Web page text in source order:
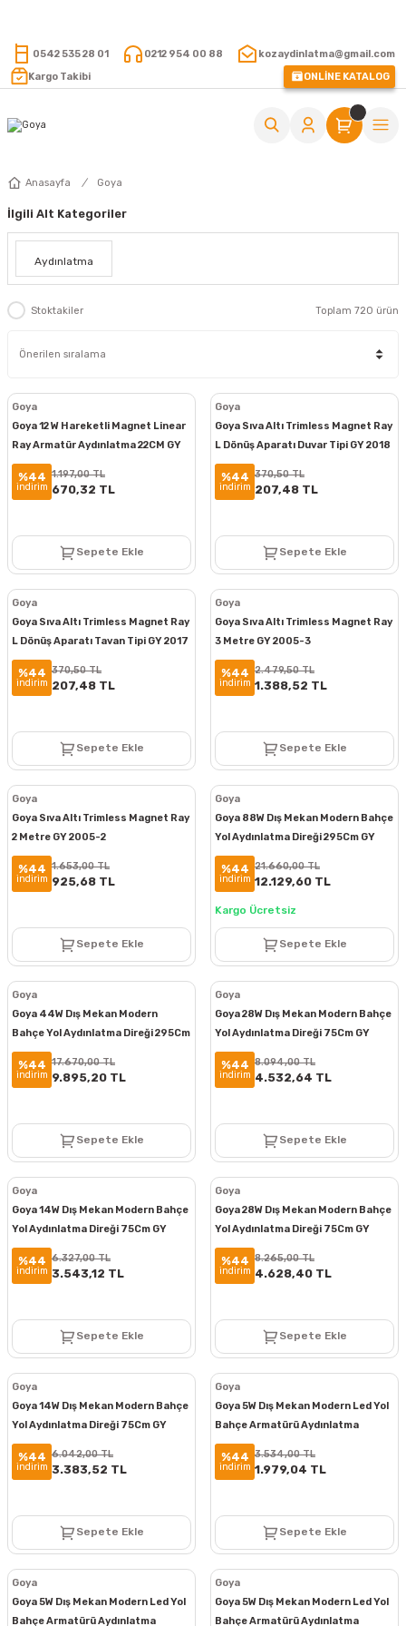
0542 535 28 01 0212 954 00 88
kozaydinlatma@gmail.com
Kargo Takibi
ONLİNE KATALOG
Anasayfa Goya
İlgili Alt Kategoriler
Aydınlatma
Stoktakiler Toplam 720 ürün
Goya
Goya 12 W Hareketli Magnet Linear
Ray Armatür Aydınlatma 22CM GY
2055-12
%44
indirim
1.197,00 TL
670,32 TL
Sepete Ekle
Goya
Goya Sıva Altı Trimless Magnet Ray
L Dönüş Aparatı Duvar Tipi GY 2018
%44
indirim
370,50 TL
207,48 TL
Sepete Ekle
Goya
Goya Sıva Altı Trimless Magnet Ray
L Dönüş Aparatı Tavan Tipi GY 2017
%44
indirim
370,50 TL
207,48 TL
Sepete Ekle
Goya
Goya Sıva Altı Trimless Magnet Ray
3 Metre GY 2005-3
%44
indirim
2.479,50 TL
1.388,52 TL
Sepete Ekle
Goya
Goya Sıva Altı Trimless Magnet Ray
2 Metre GY 2005-2
%44
indirim
1.653,00 TL
925,68 TL
Sepete Ekle
Goya
Goya 88W Dış Mekan Modern Bahçe
Yol Aydınlatma Direği 295Cm GY
6281
%44
indirim
21.660,00 TL
12.129,60 TL
Kargo Ücretsiz
Sepete Ekle
Goya
Goya 44W Dış Mekan Modern
Bahçe Yol Aydınlatma Direği 295Cm
GY 6280
%44
indirim
17.670,00 TL
9.895,20 TL
Sepete Ekle
Goya
Goya 28W Dış Mekan Modern Bahçe
Yol Aydınlatma Direği 75Cm GY
6269
%44
indirim
8.094,00 TL
4.532,64 TL
Sepete Ekle
Goya
Goya 14W Dış Mekan Modern Bahçe
Yol Aydınlatma Direği 75Cm GY
6268
%44
indirim
6.327,00 TL
3.543,12 TL
Sepete Ekle
Goya
Goya 28W Dış Mekan Modern Bahçe
Yol Aydınlatma Direği 75Cm GY
6267
%44
indirim
8.265,00 TL
4.628,40 TL
Sepete Ekle
Goya
Goya 14W Dış Mekan Modern Bahçe
Yol Aydınlatma Direği 75Cm GY
6266
%44
indirim
6.042,00 TL
3.383,52 TL
Sepete Ekle
Goya
Goya 5W Dış Mekan Modern Led Yol
Bahçe Armatürü Aydınlatma
Bollard Aydınlatma GY 6263
%44
indirim
3.534,00 TL
1.979,04 TL
Sepete Ekle
Goya
Goya 5W Dış Mekan Modern Led Yol
Bahçe Armatürü Aydınlatma
Goya
Goya 5W Dış Mekan Modern Led Yol
Bahçe Armatürü Aydınlatma